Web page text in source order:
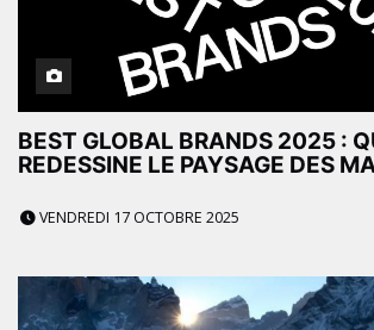
BEST GLOBAL BRANDS 2025 :
REDESSINE LE PAYSAGE DES
VENDREDI 17 OCTOBRE 2025